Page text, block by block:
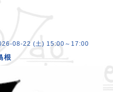
08-22 (土) 15:00～17:00
根